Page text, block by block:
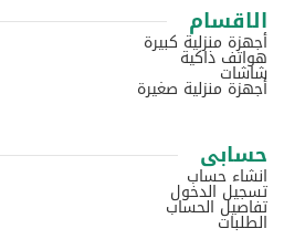
الاقسام
أجهزة منزلية كبيرة
هواتف ذاكية
شاشات
أجهزة منزلية صغيرة
حسابى
انشاء حساب
تسجيل الدخول
تفاصيل الحساب
الطلبات